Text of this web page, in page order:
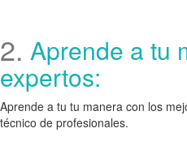
2. Aprende a tu
expertos:
Aprende a tu tu manera con los
técnico de profesionales.